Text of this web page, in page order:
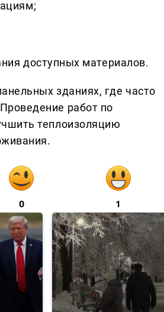
доступных материалов.
зданиях, где часто
работ по
теплоизоляцию
0 1